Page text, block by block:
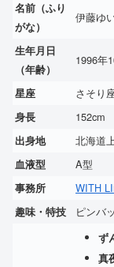
名前（ふり
がな）
伊藤ゆ
生年月日
（年齢）
1996年
星座 さそり
身長 152cm
出身地 北海道
血液型 A型
事務所 WITH
趣味・特技 ピンバ
ず
真